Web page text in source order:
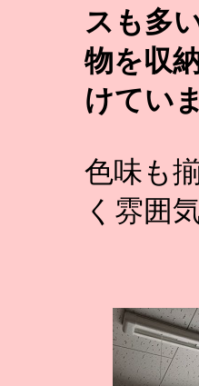
スも多
物を収
けてい
色味も
く雰囲